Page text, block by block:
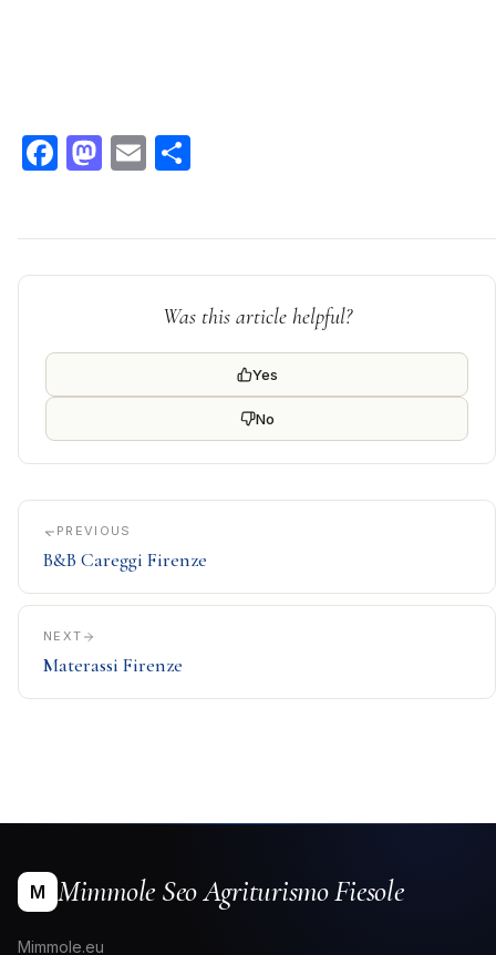
Facebook
Mastodon
Email
Was this article helpful?
Yes
No
PREVIOUS
B&B Careggi Firenze
NEXT
Materassi Firenze
M Mimmole Seo Agriturismo Fiesole
Mimmole.eu